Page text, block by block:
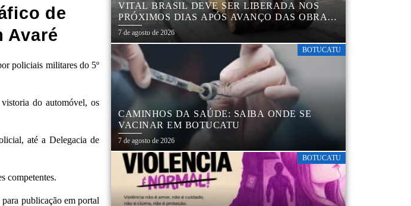
de
Avaré
policiais militares do 5º
do automóvel, os
até a Delegacia de
competentes.
publicação em portal
VITAL BRASIL DEVE SER LIBERADA NOS
PRÓXIMOS DIAS APÓS AVANÇO DAS OBRAS
NA REGIÃO DA RODOVIÁRIA
7 de agosto de 2026
BOTUCATU
CAMINHOS DA SAÚDE: SAIBA ONDE SE
VACINAR EM BOTUCATU
7 de agosto de 2026
BOTUCATU